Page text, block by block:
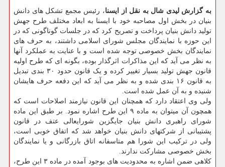
به گزارش لیدی شال به نقل از ایسنا، رئیس مجمع تشکل های دانش
بنیان در بخش اول مصاحبه خود با ایسنا به ابعاد مختلف طرح جهش
تولید دانش بنیان پرداخت و تصریح کرد که در جلسات گوناگونی که در
این حوزه با نمایندگان مجلس شورای اسلامی داشتند، به حرف های
نمایندگان بخش خصوصی توجه شده است و با عنایت به عملکرد آنها
به نظر می آید که این مذاکرات اثرگذار بوده، بگونه ای که طرح اولیه
قانون جهش تولید بسیار تغییر کرده و یک قانون حدود ۳۰ بندی تبدیل
به قانون ۱۶ بندی شده و به نظر می آید که این دفعه حرف هایشان
شنیده و به آن عمل شده است.
ولی وی اعتقاد دارد که همچنان این قانون نیازمند اصلاحات است که
همچون آن میتوان به ماده ۹ این طرح اشاره نمود. بر طبق این ماده
شورای راهبری دانش بنیان جایگزین شورایعالی عتف در قانون
پشتیبانی از شرکتهای دانش بنیان خواهد شد که اتفاق خوبی است،
ولی در ترکیب این شورا هم متاسفانه اتاق بازرگانی و یا نمایندگان
بخش خصوصی مشارکت ندارند.
کلاهی ضمن اشاره به محدودیت های بوجود آمده در ماده ۳ این طرح،